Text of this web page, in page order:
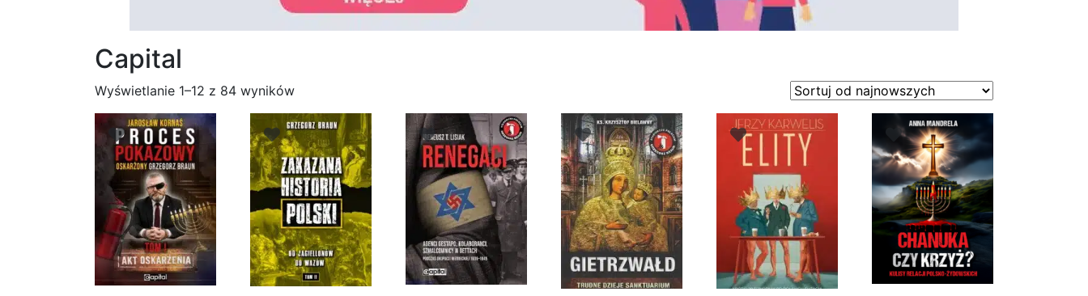
Capital
Wyświetlanie 1–12 z 84 wynikówPosortowane
według
najnowszych